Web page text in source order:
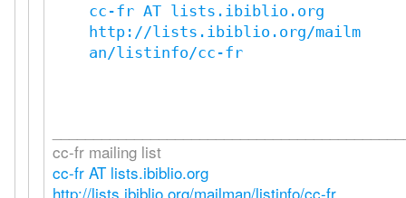
cc-fr AT lists.ibiblio.org
http://lists.ibiblio.org/mailm
an/listinfo/cc-fr
cc-fr mailing list
cc-fr AT lists.ibiblio.org
http://lists.ibiblio.org/mailman/listinfo/cc-fr